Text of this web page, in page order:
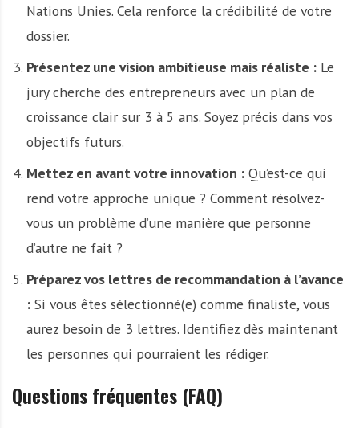
Nations Unies. Cela renforce la crédibilité de votre
dossier.
Présentez une vision ambitieuse mais réaliste :Le
jury cherche des entrepreneurs avec un plan de
croissance clair sur 3 à 5 ans. Soyez précis dans vos
objectifs futurs.
Mettez en avant votre innovation :Qu’est-ce qui
rend votre approche unique ? Comment résolvez-
vous un problème d’une manière que personne
d’autre ne fait ?
Préparez vos lettres de recommandation à l’avance
:Si vous êtes sélectionné(e) comme finaliste, vous
aurez besoin de 3 lettres. Identifiez dès maintenant
les personnes qui pourraient les rédiger.
Questions fréquentes (FAQ)